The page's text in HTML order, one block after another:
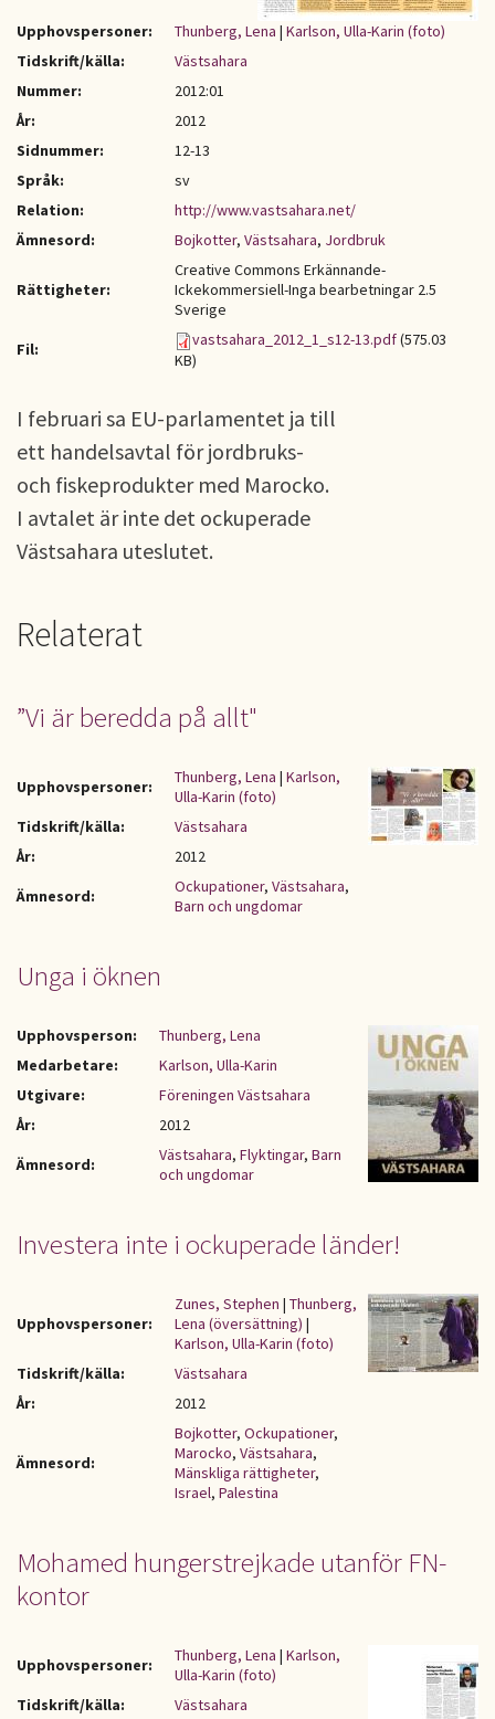
Upphovspersoner: Thunberg, Lena | Karlson, Ulla-Karin (foto)
Tidskrift/källa:
Västsahara
Nummer:
2012:01
År:
2012
Sidnummer:
12-13
Språk:
sv
Relation:
http://www.vastsahara.net/
Ämnesord:
Bojkotter, Västsahara, Jordbruk
Rättigheter:
Creative Commons Erkännande-
Ickekommersiell-Inga bearbetningar 2.5
Sverige
Fil:
vastsahara_2012_1_s12-13.pdf(575.03
KB)
I februari sa EU-parlamentet ja till
ett handelsavtal för jordbruks-
och fiskeprodukter med Marocko.
I avtalet är inte det ockuperade
Västsahara uteslutet.
Relaterat
”Vi är beredda på allt"
Upphovspersoner: Thunberg, Lena | Karlson,
Ulla-Karin (foto)
Tidskrift/källa:
Västsahara
År:
2012
Ämnesord:
Ockupationer, Västsahara,
Barn och ungdomar
Unga i öknen
Upphovsperson:
Thunberg, Lena
Medarbetare:
Karlson, Ulla-Karin
Utgivare:
Föreningen Västsahara
År:
2012
Ämnesord:
Västsahara, Flyktingar, Barn
och ungdomar
Investera inte i ockuperade länder!
Upphovspersoner:
Zunes, Stephen | Thunberg,
Lena (översättning) |
Karlson, Ulla-Karin (foto)
Tidskrift/källa:
Västsahara
År:
2012
Ämnesord:
Bojkotter, Ockupationer,
Marocko, Västsahara,
Mänskliga rättigheter,
Israel, Palestina
Mohamed hungerstrejkade utanför FN-
kontor
Upphovspersoner: Thunberg, Lena | Karlson,
Ulla-Karin (foto)
Tidskrift/källa:
Västsahara